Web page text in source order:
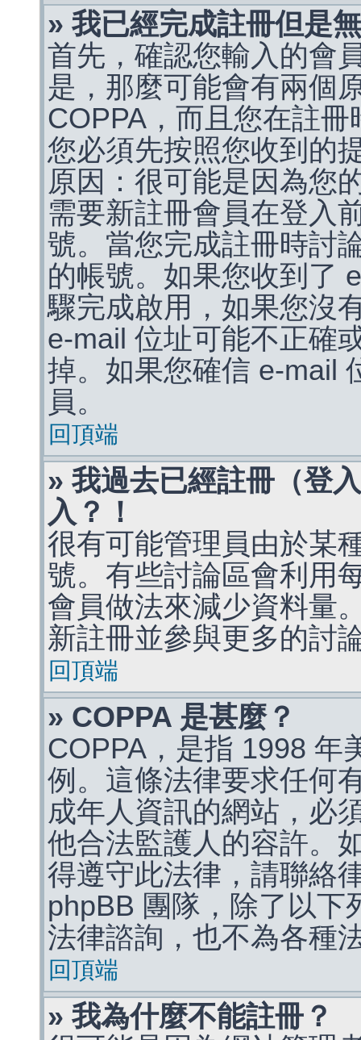
» 我已經完成註冊但是
首先，確認您輸入的會
是，那麼可能會有兩個
COPPA，而且您在註
您必須先按照您收到的
原因：很可能是因為您
需要新註冊會員在登入
號。當您完成註冊時討
的帳號。如果您收到了
驟完成啟用，如果您沒
e-mail 位址可能不正確
掉。如果您確信 e-mail
員。
回頂端
» 我過去已經註冊（登
入？！
很有可能管理員由於某
號。有些討論區會利用
會員做法來減少資料量
新註冊並參與更多的討
回頂端
» COPPA 是甚麼？
COPPA，是指 1998 年
例。這條法律要求任何
成年人資訊的網站，必
他合法監護人的容許。
得遵守此法律，請聯絡
phpBB 團隊，除了以下
法律諮詢，也不為各種
回頂端
» 我為什麼不能註冊？